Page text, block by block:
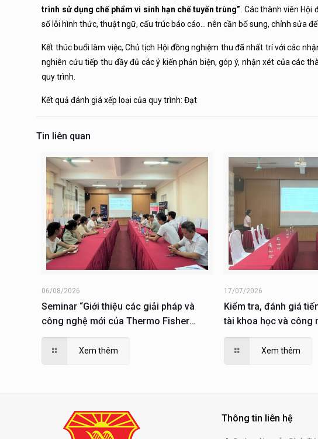
trình sử dụng chế phẩm vi sinh hạn chế tuyến trùng” . Các thành viên
số lỗi hình thức, thuật ngữ, cấu trúc báo cáo… nên cần bổ sung, chỉnh sửa
Kết thúc buổi làm việc, Chủ tịch Hội đồng nghiệm thu đã nhất trí với các
nghiên cứu tiếp thu đầy đủ các ý kiến phản biện, góp ý, nhận xét của các
quy trình.
Kết quả đánh giá xếp loại của quy trình: Đạt
Tin liên quan
06/08/2026
Seminar “Giới thiệu các giải pháp và
công nghệ mới của Thermo Fisher
Scientific trong lĩnh vực sinh học phân
tử; giải pháp phục vụ nuôi cấy, phân tích
và nghiên cứu tế tào”
Xem thêm
17/07/2026
Kiểm tra, đánh giá
tài khoa học và công
dục và Đào tạo
Xem thêm
Thông tin liên hệ